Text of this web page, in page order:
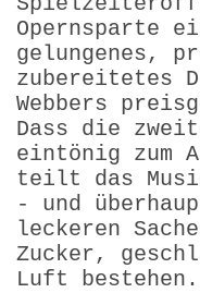
Opernsparte
gelungenes,
zubereitetes
Webbers
Dass die
eintönig zum
teilt das
- und
leckeren
Zucker,
Luft